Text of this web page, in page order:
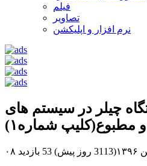
فیلم
تصاویر
نرم افزار و اپلیکشن
چیلر در سیستم های
و مطبوع(کلیپ شماره۱)
پیش) 53 بازدید